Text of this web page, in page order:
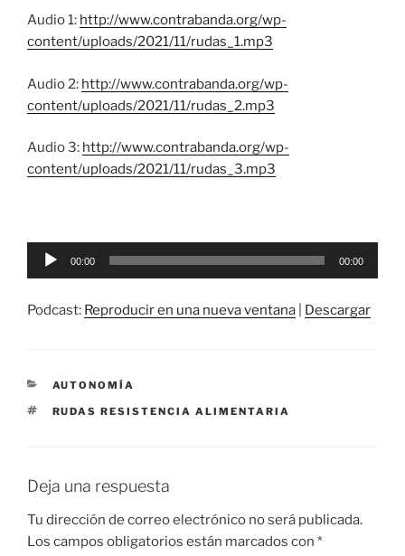
Audio 1: http://www.contrabanda.org/wp-
content/uploads/2021/11/rudas_1.mp3
Audio 2: http://www.contrabanda.org/wp-
content/uploads/2021/11/rudas_2.mp3
Audio 3: http://www.contrabanda.org/wp-
content/uploads/2021/11/rudas_3.mp3
Reproductor
00:00 00:00
Podcast: Reproducir en una nueva ventana Descargar
CATEGORÍAS
AUTONOMÍA
ETIQUETAS
RUDAS RESISTENCIA ALIMENTARIA
Deja una respuesta
Tu dirección de correo electrónico no será publicada.
Los campos obligatorios están marcados con *